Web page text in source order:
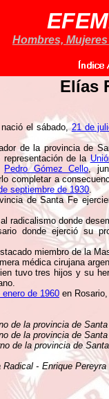
Hombres,
Elías
nació el sábado,21 de
de la provincia de
de la
Pedro Gómez Cello,
completar a
septiembre de 1930.
de Santa Fe
radicalismo donde
donde ejerció su
miembro de la
médica cirujana
tuvo tres hijos y su
enero de 1960 en
de la provincia de Santa
de la provincia de Santa
de la provincia de
- Enrique